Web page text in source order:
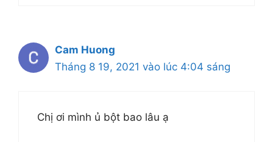
Cam Huong
Tháng 8 19, 2021 vào lúc 4:04 sáng
Chị ơi mình ủ bột bao lâu ạ